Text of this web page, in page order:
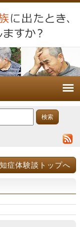
症体験談トップへ